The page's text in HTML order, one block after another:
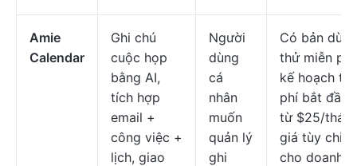
Amie
Calendar
Ghi chú
cuộc họp
bằng AI,
tích hợp
email +
công việc +
lịch, giao
Người
dùng
cá
nhân
muốn
quản lý
ghi
Có bản dùng
thử miễn phí;
kế hoạch trả
phí bắt đầu
từ $25/
giá tùy chỉnh
cho doanh